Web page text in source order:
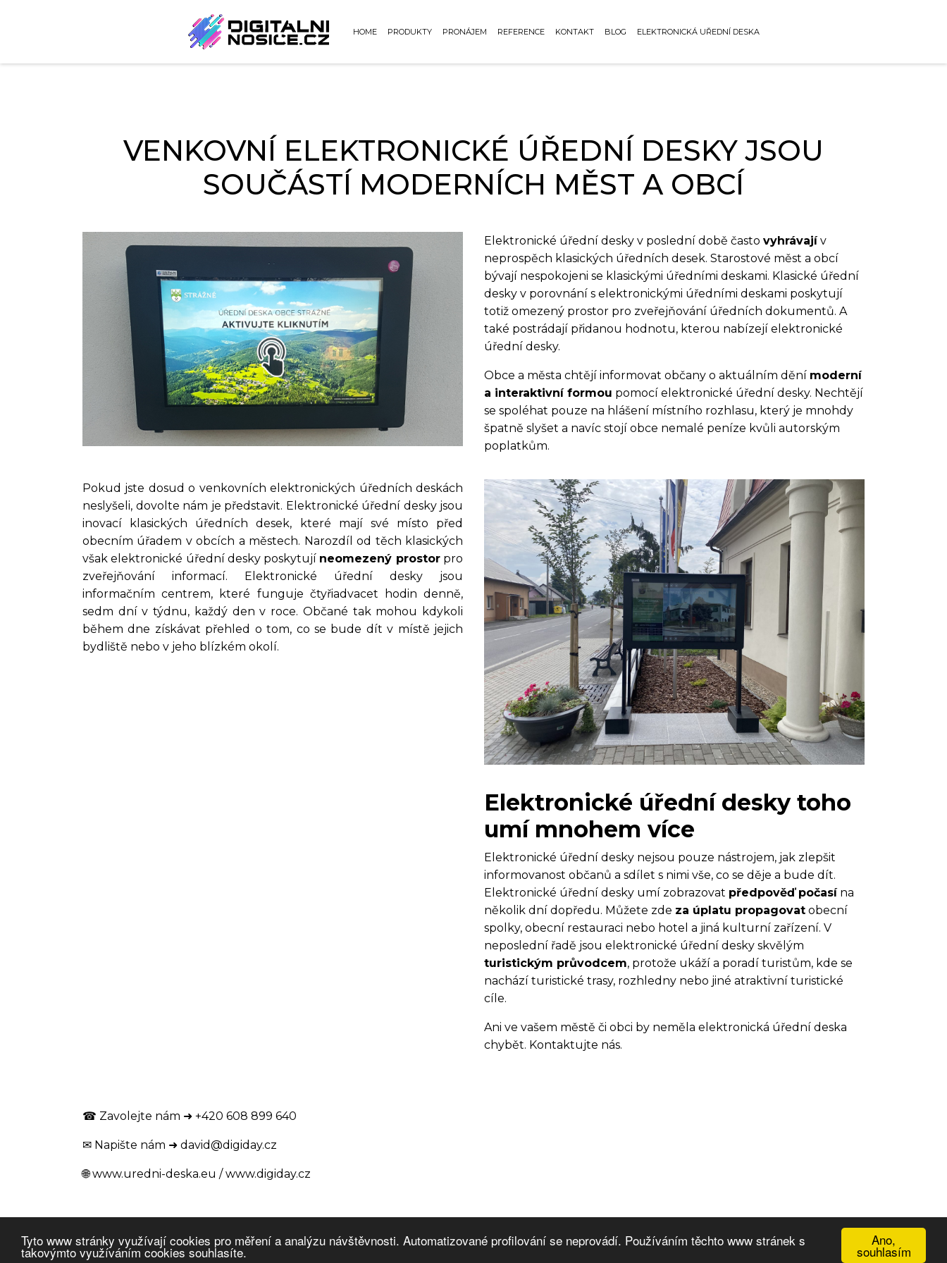
Ano,
souhlasím
Tyto www stránky využívají cookies pro měření a analýzu návštěvnosti. Automatizované profilování se neprovádí. Používáním těchto www stránek s
takovýmto využíváním cookies souhlasíte.
HOME PRODUKTY PRONÁJEM REFERENCE KONTAKT BLOG ELEKTRONICKÁ UŘEDNÍ DESKA
VENKOVNÍ ELEKTRONICKÉ ÚŘEDNÍ DESKY JSOU
SOUČÁSTÍ MODERNÍCH MĚST A OBCÍ
Elektronické úřední desky v poslední době často vyhrávajív
neprospěch klasických úředních desek. Starostové měst a obcí
bývají nespokojeni se klasickými úředními deskami. Klasické úřední
desky v porovnání s elektronickými úředními deskami poskytují
totiž omezený prostor pro zveřejňování úředních dokumentů. A
také postrádají přidanou hodnotu, kterou nabízejí elektronické
úřední desky.
Obce a města chtějí informovat občany o aktuálním dění moderní
a interaktivní formou pomocí elektronické úřední desky. Nechtějí
se spoléhat pouze na hlášení místního rozhlasu, který je mnohdy
špatně slyšet a navíc stojí obce nemalé peníze kvůli autorským
poplatkům.
Pokud jste dosud o venkovních elektronických úředních deskách
neslyšeli, dovolte nám je představit. Elektronické úřední desky jsou
inovací klasických úředních desek, které mají své místo před
obecním úřadem v obcích a městech. Narozdíl od těch klasických
však elektronické úřední desky poskytují neomezený prostorpro
zveřejňování informací. Elektronické úřední desky jsou
informačním centrem, které funguje čtyřiadvacet hodin denně,
sedm dní v týdnu, každý den v roce. Občané tak mohou kdykoli
během dne získávat přehled o tom, co se bude dít v místě jejich
bydliště nebo v jeho blízkém okolí.
Elektronické úřední desky toho
umí mnohem více
Elektronické úřední desky nejsou pouze nástrojem, jak zlepšit
informovanost občanů a sdílet s nimi vše, co se děje a bude dít.
Elektronické úřední desky umí zobrazovat předpověď počasína
několik dní dopředu. Můžete zde za úplatu propagovat obecní
spolky, obecní restauraci nebo hotel a jiná kulturní zařízení. V
neposlední řadě jsou elektronické úřední desky skvělým
turistickým průvodcem, protože ukáží a poradí turistům, kde se
nachází turistické trasy, rozhledny nebo jiné atraktivní turistické
cíle.
Ani ve vašem městě či obci by neměla elektronická úřední deska
chybět. Kontaktujte nás.
☎ Zavolejte nám ➜ +420 608 899 640
✉ Napište nám ➜ david@digiday.cz
🌐www.uredni-deska.eu /www.digiday.cz